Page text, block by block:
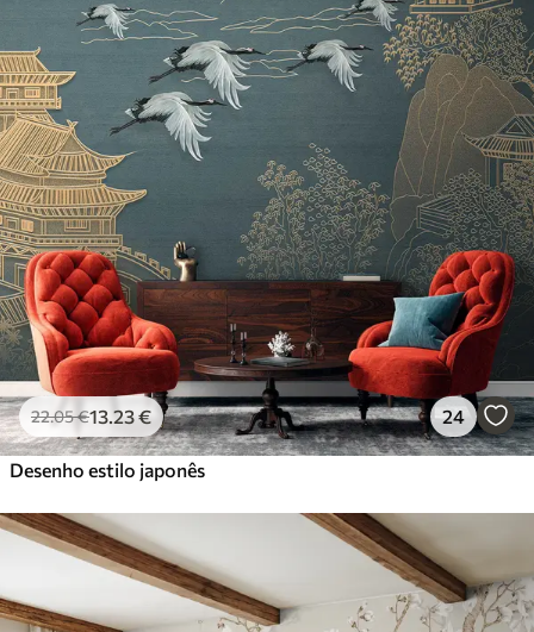
22.05€13 .23€ 24
Desenho estilo japonês